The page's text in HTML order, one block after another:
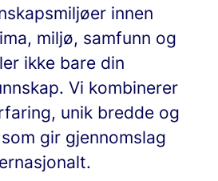
innen
miljø, samfunn og
ikke bare din
Vi kombinerer
unik bredde og
gir gjennomslag